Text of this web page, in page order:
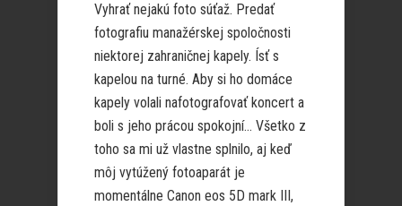
Vyhrať nejakú foto súťaž. Predať
fotografiu manažérskej spoločnosti
niektorej zahraničnej kapely. Ísť s
kapelou na turné. Aby si ho domáce
kapely volali nafotografovať koncert a
boli s jeho prácou spokojní… Všetko z
toho sa mi už vlastne splnilo, aj keď
môj vytúžený fotoaparát je
momentálne Canon eos 5D mark III,